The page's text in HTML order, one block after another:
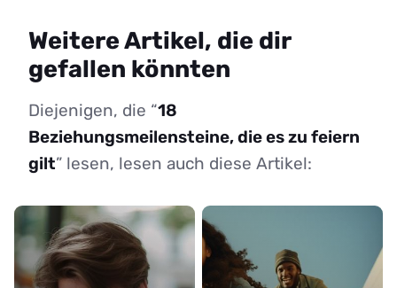
Weitere Artikel, die dir
gefallen könnten
Diejenigen, die “18
Beziehungsmeilensteine, die es zu feiern
gilt” lesen, lesen auch diese Artikel: